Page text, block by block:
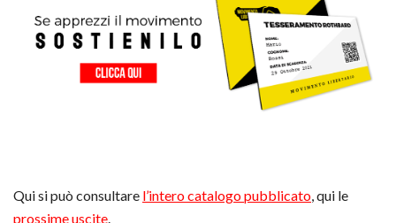
Qui si può consultare l’intero catalogo pubblicato, qui le
prossime uscite.